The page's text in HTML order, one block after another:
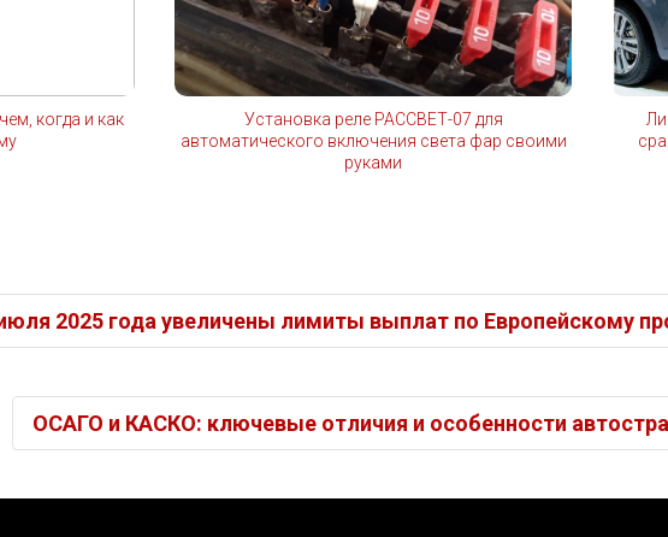
когда и как
Установка реле РАССВЕТ-07 для
автоматического включения света фар своими
руками
2025 года увеличены лимиты выплат по Европейскому
ОСАГО и КАСКО: ключевые отличия и особенности